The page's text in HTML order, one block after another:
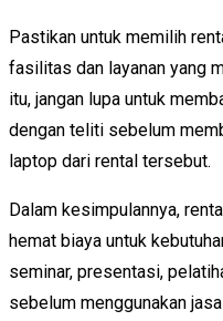
Pastikan untuk memilih
fasilitas dan layanan yang
itu, jangan lupa untuk
dengan teliti sebelum
laptop dari rental tersebut.
Dalam kesimpulannya,
hemat biaya untuk
seminar, presentasi,
sebelum menggunakan